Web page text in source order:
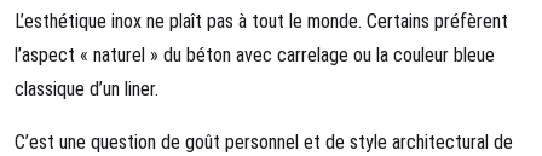
L’esthétique inox ne plaît pas à tout le monde. Certains préfèrent
l’aspect « naturel » du béton avec carrelage ou la couleur bleue
classique d’un liner.
C’est une question de goût personnel et de style architectural de